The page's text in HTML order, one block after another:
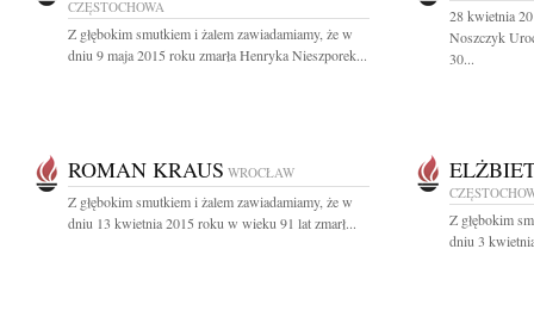
CZĘSTOCHOWA
Z głębokim smutkiem i żalem zawiadamiamy, że w
dniu 9 maja 2015 roku zmarła Henryka Nieszporek...
28 kwietnia
Noszczyk
30...
ROMAN KRAUS WROCŁAW
Z głębokim smutkiem i żalem zawiadamiamy, że w
dniu 13 kwietnia 2015 roku w wieku 91 lat zmarł...
Z głębokim
dniu 3